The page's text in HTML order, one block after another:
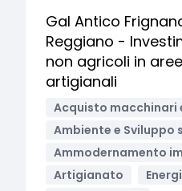
Gal Antico
Reggiano -
non agricoli in
artigianali
Acquisto
Ambiente e Sviluppo
Ammodernamento
Artigianato